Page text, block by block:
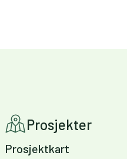
Prosjekter
Prosjektkart